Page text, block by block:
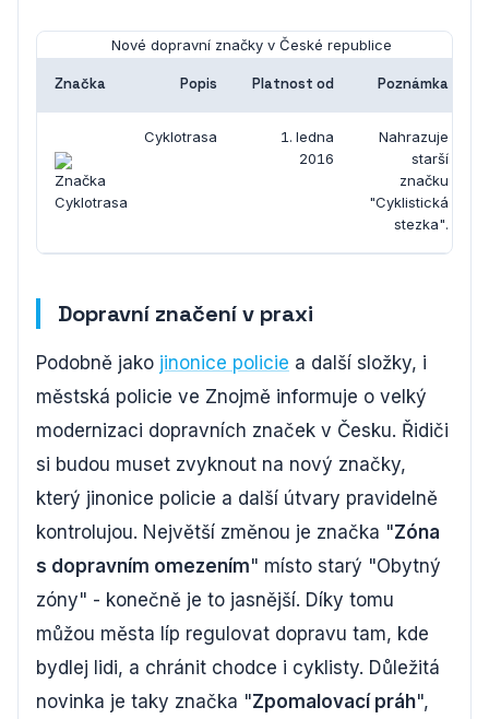
Nové dopravní značky v České republice
Značka Popis Platnost od Poznámka
Cyklotrasa
1. ledna
2016
Nahrazuje
starší
značku
"Cyklistická
stezka".
Dopravní značení v praxi
Podobně jako jinonice policie a další složky, i
městská policie ve Znojmě informuje o velký
modernizaci dopravních značek v Česku. Řidiči
si budou muset zvyknout na nový značky,
který jinonice policie a další útvary pravidelně
kontrolujou. Největší změnou je značka "Zóna
s dopravním omezením" místo starý "Obytný
zóny" - konečně je to jasnější. Díky tomu
můžou města líp regulovat dopravu tam, kde
bydlej lidi, a chránit chodce i cyklisty. Důležitá
novinka je taky značka "Zpomalovací práh",